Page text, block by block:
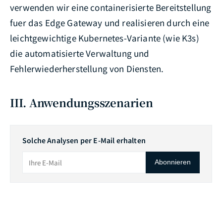
verwenden wir eine containerisierte Bereitstellung
fuer das Edge Gateway und realisieren durch eine
leichtgewichtige Kubernetes-Variante (wie K3s)
die automatisierte Verwaltung und
Fehlerwiederherstellung von Diensten.
III. Anwendungsszenarien
Solche Analysen per E-Mail erhalten
Abonnieren